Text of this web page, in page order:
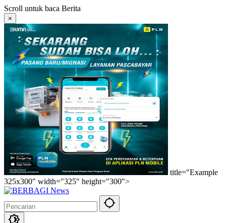
Langsung
ke
konten
Scroll untuk baca Berita
×
title="Example
325x300" width="325" height="300">